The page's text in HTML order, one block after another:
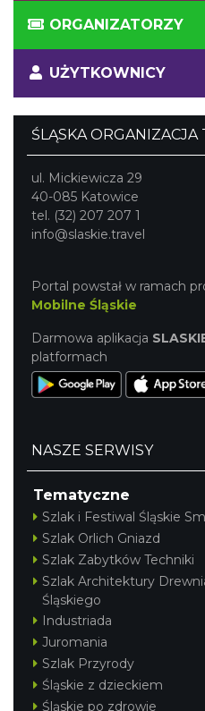
ORGANIZATORZY
UŻYTKOWNICY
ŚLĄSKA ORGANIZACJA
ul. Mickiewicza 29
40-085 Katowice
tel. (32) 207 207 1
info@slaskie.travel
Portal powstał w ramach
Mobilne Śląskie
Darmowa aplikacja
platformach
NASZE SERWISY
Tematyczne
Szlak i Festiwal Śląskie
Szlak Orlich Gniazd
Szlak Zabytków Techniki
Szlak Architektury
Śląskiego
Industriada
Juromania
Szlak Przyrody
Śląskie z dzieckiem
Śląskie po zdrowie